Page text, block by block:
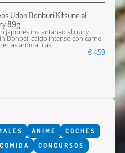
Udon Donburi Kitsune al
89g.
japonés instantáneo al curry
Donbei, caldo intenso con carne
aromáticas.
€ 4,59
ANIME
COCHES
COMIDA
CONCURSOS